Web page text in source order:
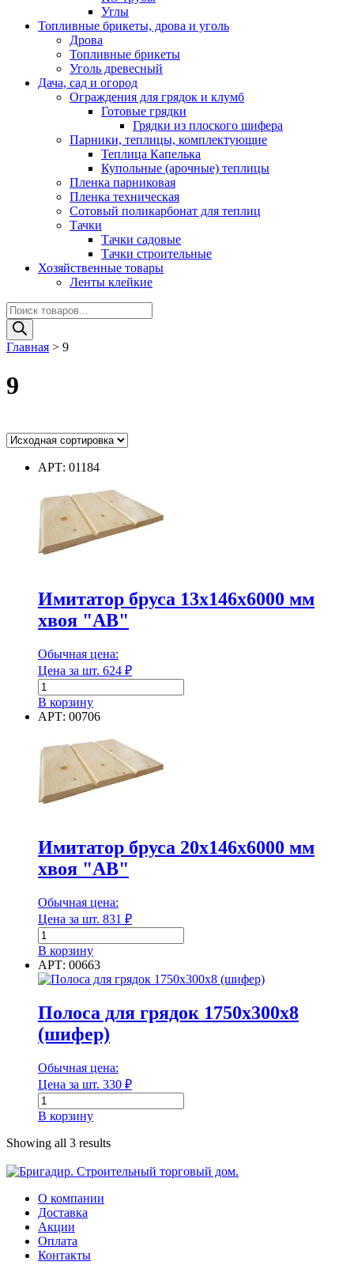
Углы
Топливные брикеты, дрова и уголь
Дрова
Топливные брикеты
Уголь древесный
Дача, сад и огород
Ограждения для грядок и клумб
Готовые грядки
Грядки из плоского шифера
Парники, теплицы, комплектующие
Теплица Капелька
Купольные (арочные) теплицы
Пленка парниковая
Пленка техническая
Сотовый поликарбонат для теплиц
Тачки
Тачки садовые
Тачки строительные
Хозяйственные товары
Ленты клейкие
Поиск
товаров
Главная > 9
9
Ценовой фильтр
Цвет
Диаметр
Диаметр наружный
Диаметр наружный
Диаметр внутренний
Диаметр внутренний
Длина
Единица измерения
Форма
Форма
Группа горючести
АРТ: 01184
Имитатор бруса 13х146х6000 мм
хвоя "АВ"
Обычная цена:
Цена за шт. 624 ₽
Количество
товара
Имитатор
13х146х6000
мм
хвоя
"АВ"
В корзину
АРТ: 00706
Имитатор бруса 20х146х6000 мм
хвоя "АВ"
Обычная цена:
Цена за шт. 831 ₽
Количество
товара
Имитатор
бруса
20х146х6000
мм
хвоя
"АВ"
В корзину
АРТ: 00663
Полоса для грядок 1750х300х8
(шифер)
Обычная цена:
Цена за шт. 330 ₽
Количество
товара
Полоса
для
1750х300х8
В корзину
Showing all 3 results
О компании
Доставка
Акции
Оплата
Контакты